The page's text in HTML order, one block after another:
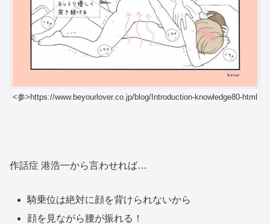
<参>https://www.beyourlover.co.jp/blog/Introduction-knowledge80-html
作話症 港浩一から言わせれば…
騎乗位は絶対に顔を背けられないから
顔を見ながら腰が振れる！